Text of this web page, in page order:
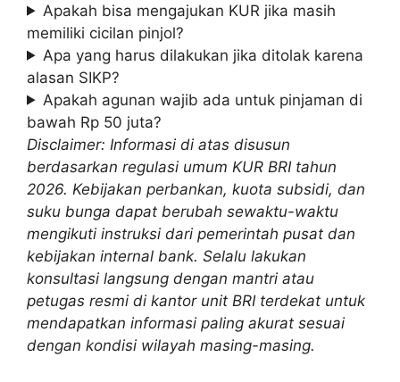
Apakah bisa mengajukan KUR jika masih
memiliki cicilan pinjol?
Apa yang harus dilakukan jika ditolak karena
alasan SIKP?
Apakah agunan wajib ada untuk pinjaman di
bawah Rp 50 juta?
Disclaimer: Informasi di atas disusun
berdasarkan regulasi umum KUR BRI tahun
2026. Kebijakan perbankan, kuota subsidi, dan
suku bunga dapat berubah sewaktu-waktu
mengikuti instruksi dari pemerintah pusat dan
kebijakan internal bank. Selalu lakukan
konsultasi langsung dengan mantri atau
petugas resmi di kantor unit BRI terdekat untuk
mendapatkan informasi paling akurat sesuai
dengan kondisi wilayah masing-masing.